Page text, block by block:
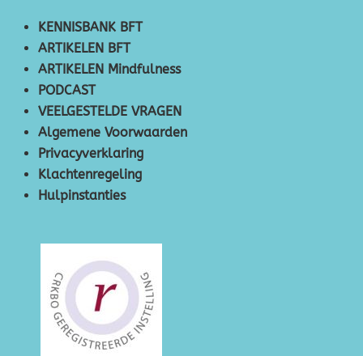
KENNISBANK BFT
ARTIKELEN BFT
ARTIKELEN Mindfulness
PODCAST
VEELGESTELDE VRAGEN
Algemene Voorwaarden
Privacyverklaring
Klachtenregeling
Hulpinstanties